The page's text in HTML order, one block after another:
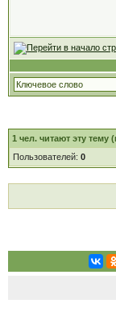
1 чел. читают эту тему
Пользователей: 0